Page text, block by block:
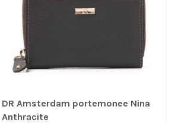
DR Amsterdam portemonee Nina
Anthracite